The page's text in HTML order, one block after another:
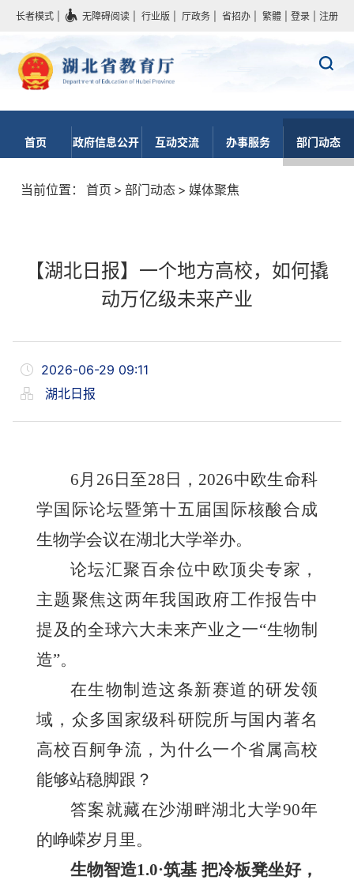
长者模式 无障碍阅读 行业版 厅政务 省招办 繁體 登录 注册
首页 政府信息公开 互动交流 办事服务 部门动态
当前位置： 首页 > 部门动态 > 媒体聚焦
【湖北日报】一个地方高校，如何撬
动万亿级未来产业
2026-06-29 09:11
湖北日报
6月26日至28日，2026中欧生命科
学国际论坛暨第十五届国际核酸合成
生物学会议在湖北大学举办。
论坛汇聚百余位中欧顶尖专家，
主题聚焦这两年我国政府工作报告中
提及的全球六大未来产业之一“生物制
造”。
在生物制造这条新赛道的研发领
域，众多国家级科研院所与国内著名
高校百舸争流，为什么一个省属高校
能够站稳脚跟？
答案就藏在沙湖畔湖北大学90年
的峥嵘岁月里。
生物智造1.0·筑基 把冷板凳坐好，